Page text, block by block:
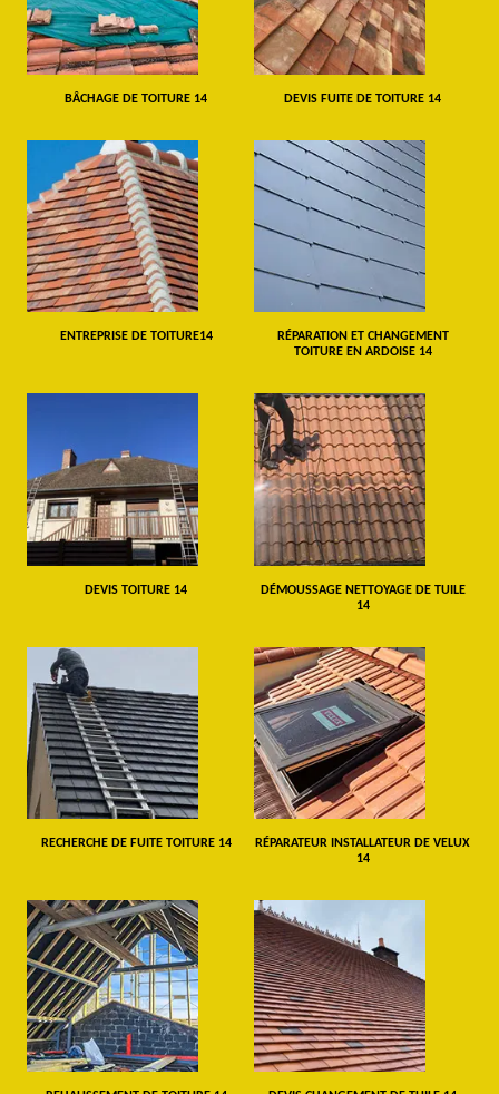
BÂCHAGE DE TOITURE 14 DEVIS FUITE DE TOITURE 14
ENTREPRISE DE TOITURE14
RÉPARATION ET CHANGEMENT
TOITURE EN ARDOISE 14
DEVIS TOITURE 14
DÉMOUSSAGE NETTOYAGE DE TUILE
14
RECHERCHE DE FUITE TOITURE 14
RÉPARATEUR INSTALLATEUR DE VELUX
14